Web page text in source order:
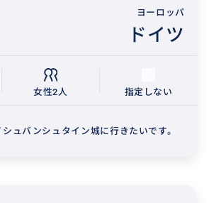
ヨーロッパ
ドイツ
女性2人 指定しない
ュバンシュタイン城に行きたいです。